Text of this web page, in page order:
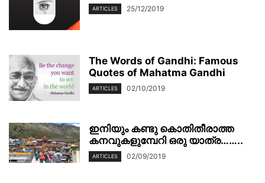
ARTICLES 25/12/2019
The Words of Gandhi: Famous
Quotes of Mahatma Gandhi
ARTICLES 02/10/2019
ഇനിയും കണ്ടു കൊതിതീരാത്ത
കനവുകളുമ്പേറി ഒരു യാത്ര……..
ARTICLES 02/09/2019